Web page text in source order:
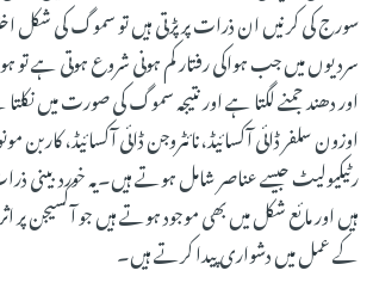
سورج کی کرنیں ان ذرات پر پڑتی ہیں تو سموگ کی شکل
سردیوں میں جب ہواکی رفتار کم ہونی شروع ہوتی ہے تو
اور دھند جمنے لگتا ہے اور نتیجہ سموگ کی صورت میں
اوزون سلفر ڈائی آکسائیڈ،نائٹروجن ڈائی آکسائیڈ، کاربن
رٹیکیولیٹ جیسے عناصر شامل ہوتے ہیں۔یہ خوردبینی
ہیں اور ما ئع شکل میں بھی موجود ہوتے ہیں جو آکسیجن پر
کے عمل میں دشواری پیدا کرتے ہیں۔